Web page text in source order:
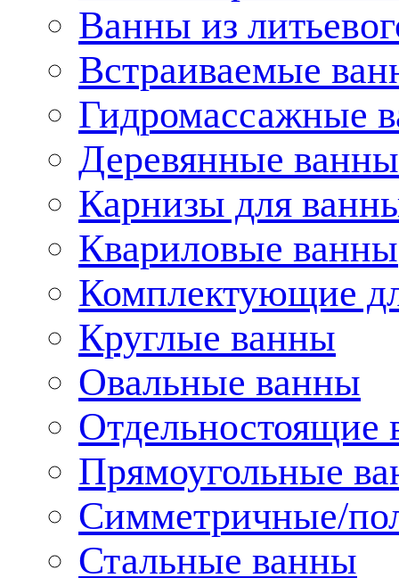
Ванны из
Встраиваемые
Гидромассажные
Деревянные ванны
Карнизы для
Квариловые ванны
Комплектующие
Круглые ванны
Овальные ванны
Отдельностоящие
Прямоугольные
Симметричные/
Стальные ванны